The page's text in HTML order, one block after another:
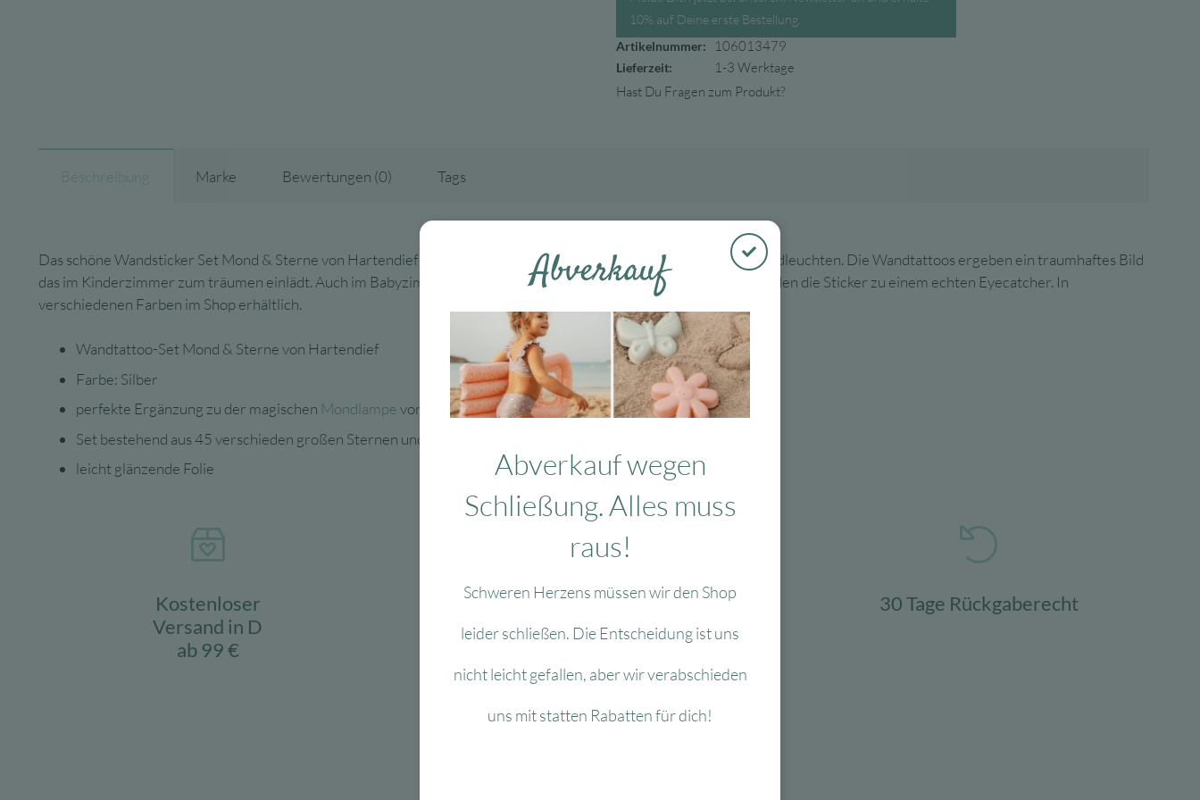
10% auf Deine erste Bestellung.
Artikelnummer:
106013479
Lieferzeit:
1-3 Werktage
Hast Du Fragen zum Produkt?
Beschreibung Marke Bewertungen (0) Tags
Das schöne Wandsticker Set Mond & Sterne von Hartendief ist die perfekte Ergänzung zu den magischen Mond Wandleuchten. Die Wandtattoos ergeben ein traumhaftes Bild
das im Kinderzimmer zum träumen einlädt. Auch im Babyzimmer über der Wickelkommode oder dem Babybett werden die Sticker zu einem echten Eyecatcher. In
verschiedenen Farben im Shop erhältlich.
Wandtattoo-Set Mond & Sterne von Hartendief
Farbe: Silber
perfekte Ergänzung zu der magischen Mondlampevon Hartendief
Set bestehend aus 45 verschieden großen Sternen und einem Halbmond
leicht glänzende Folie
Kostenloser
Versand in D
ab 99 €
Mit viel Liebe
ausgewählte & verpackte
30 Tage Rückgaberecht
Abverkauf
Abverkauf wegen
Schließung. Alles muss
raus!
Schweren Herzens müssen wir den Shop
leider schließen. Die Entscheidung ist uns
nicht leicht gefallen, aber wir verabschieden
uns mit statten Rabatten für dich!